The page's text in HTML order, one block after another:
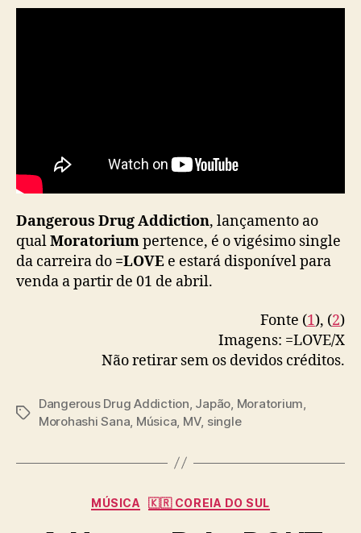
s
E
,
g
M
V
Dangerous Drug Addiction, lançamento ao
qualMoratoriumpertence, é o vigésimo single
da carreira do =LOVE e estará disponível para
venda a partir de 01 de abril.
Fonte (1), (2)
Imagens: =LOVE/X
Não retirar sem os devidos créditos.
T
s
Dangerous Drug Addiction, Japão, Moratorium,
Morohashi Sana, Música, MV, single
C
MÚSICA 🇰🇷 COREIA DO SUL